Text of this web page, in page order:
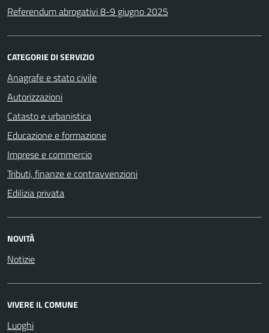
Referendum abrogativi 8-9 giugno 2025
CATEGORIE DI SERVIZIO
Anagrafe e stato civile
Autorizzazioni
Catasto e urbanistica
Educazione e formazione
Imprese e commercio
Tributi, finanze e contravvenzioni
Edilizia privata
NOVITÀ
Notizie
VIVERE IL COMUNE
Luoghi